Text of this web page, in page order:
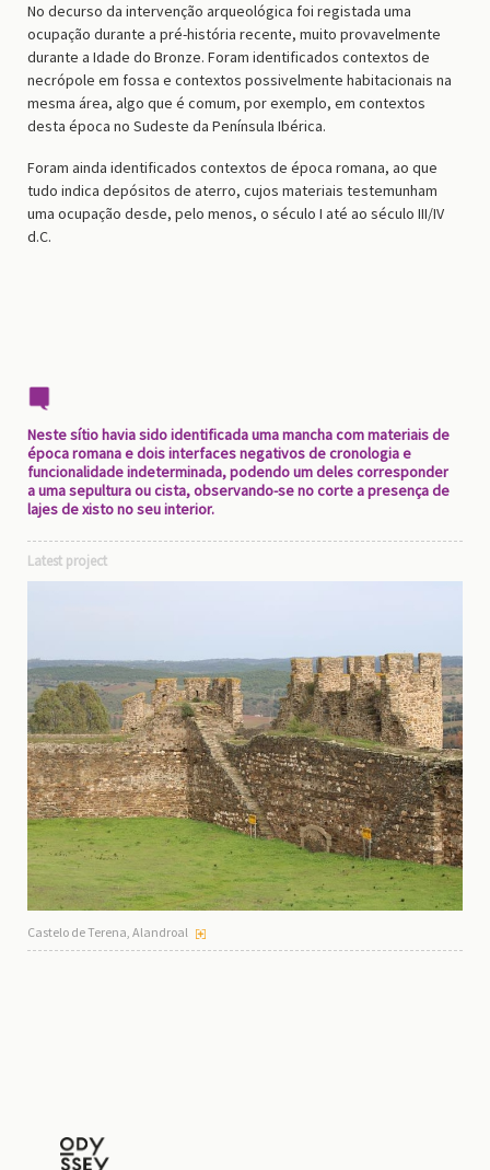
No decurso da intervenção arqueológica foi registada uma
ocupação durante a pré-história recente, muito provavelmente
durante a Idade do Bronze. Foram identificados contextos de
necrópole em fossa e contextos possivelmente habitacionais na
mesma área, algo que é comum, por exemplo, em contextos
desta época no Sudeste da Península Ibérica.
Foram ainda identificados contextos de época romana, ao que
tudo indica depósitos de aterro, cujos materiais testemunham
uma ocupação desde, pelo menos, o século I até ao século III/IV
d.C.
Neste sítio havia sido identificada uma mancha com materiais de
época romana e dois interfaces negativos de cronologia e
funcionalidade indeterminada, podendo um deles corresponder
a uma sepultura ou cista, observando-se no corte a presença de
lajes de xisto no seu interior.
Latest project
Castelo de Terena, Alandroal